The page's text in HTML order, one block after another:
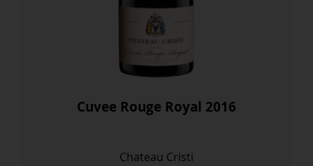
Cuvee Rouge Royal 2016
Chateau Cristi